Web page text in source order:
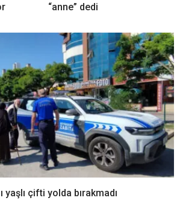
“anne” dedi
yaşlı çifti yolda bırakmadı